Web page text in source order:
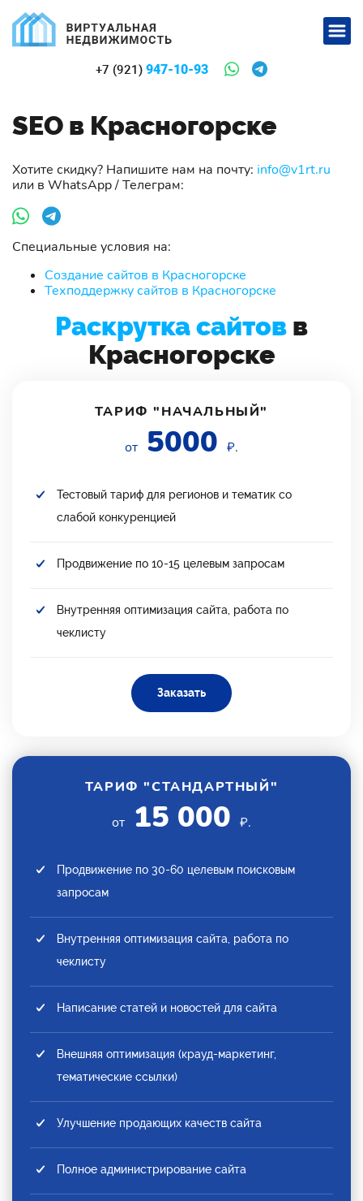
+7 (921) 947-10-93
SEO в Красногорске
Хотите скидку? Напишите нам на почту: info@v1rt.ru
или в WhatsApp / Телеграм:
Специальные условия на:
Создание сайтов в Красногорске
Техподдержку сайтов в Красногорске
Раскрутка сайтов в
Красногорске
ТАРИФ "НАЧАЛЬНЫЙ"
от 5000 ₽.
Тестовый тариф для регионов и тематик со
слабой конкуренцией
Продвижение по 10-15 целевым запросам
Внутренняя оптимизация сайта, работа по
чеклисту
Заказать
ТАРИФ "СТАНДАРТНЫЙ"
от 15 000 ₽.
Продвижение по 30-60 целевым поисковым
запросам
Внутренняя оптимизация сайта, работа по
чеклисту
Написание статей и новостей для сайта
Внешняя оптимизация (крауд-маркетинг,
тематические ссылки)
Улучшение продающих качеств сайта
Полное администрирование сайта